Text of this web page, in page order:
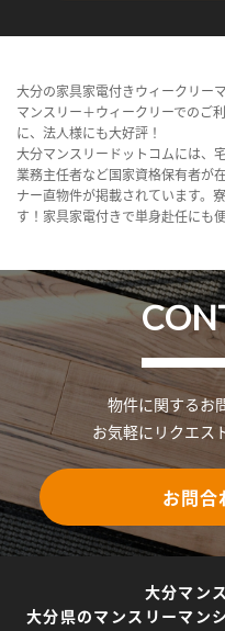
大分の家具家電付きウィークリー
マンスリー＋ウィークリーでのご
に、法人様にも大好評！
大分マンスリードットコムには、
業務主任者など国家資格保有者が
ナー直物件が掲載されています。
す！家具家電付きで単身赴任にも便
物件に関するお
お気軽にリクエス
お問合
大分マン
大分県のマンスリーマン